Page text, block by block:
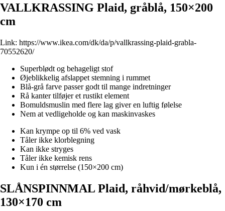
VALLKRASSING Plaid, gråblå, 150×200
cm
Link: https://www.ikea.com/dk/da/p/vallkrassing-plaid-grabla-
70552620/
Superblødt og behageligt stof
Øjeblikkelig afslappet stemning i rummet
Blå-grå farve passer godt til mange indretninger
Rå kanter tilføjer et rustikt element
Bomuldsmuslin med flere lag giver en luftig følelse
Nem at vedligeholde og kan maskinvaskes
Kan krympe op til 6% ved vask
Tåler ikke klorblegning
Kan ikke stryges
Tåler ikke kemisk rens
Kun i én størrelse (150×200 cm)
SLÅNSPINNMAL Plaid, råhvid/mørkeblå,
130×170 cm